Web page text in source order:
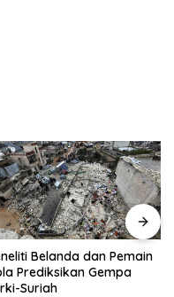
Belanda dan Pemain
Prediksikan Gempa
Suriah